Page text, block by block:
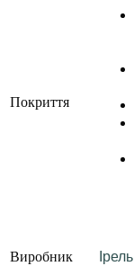
Покриття
Виробник Ірель